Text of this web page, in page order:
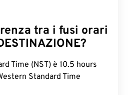
tra i fusi orari
Time (NST) è 10.5 hours
Standard Time